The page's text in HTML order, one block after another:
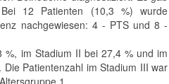
Bei 12 Patienten (10,3 %) wurde
nachgewiesen: 4 - PTS und 8 -
im Stadium II bei 27,4 % und im
Patientenzahl im Stadium III war